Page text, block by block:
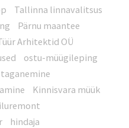
Tallinna linnavalitsus
Pärnu maantee
Arhitektid OÜ
ostu-müügileping
Kinnisvara müük
iluremont
hindaja